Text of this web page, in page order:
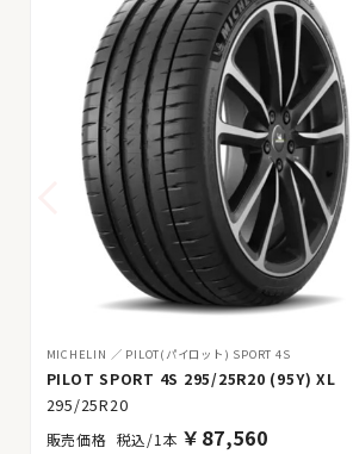
MICHELIN PILOT(パイロット) SPORT 4S
PILOT SPORT 4S 295/25R20 (95Y) XL
295/25R20
税込/1本 ￥ 87,560